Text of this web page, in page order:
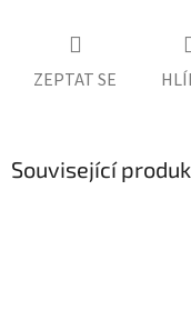
ZEPTAT SE
Související